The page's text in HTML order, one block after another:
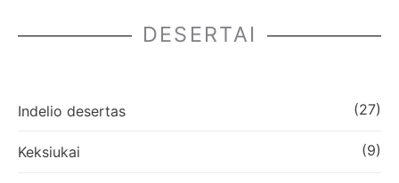
DESERTAI
Indelio desertas (27)
Keksiukai (9)